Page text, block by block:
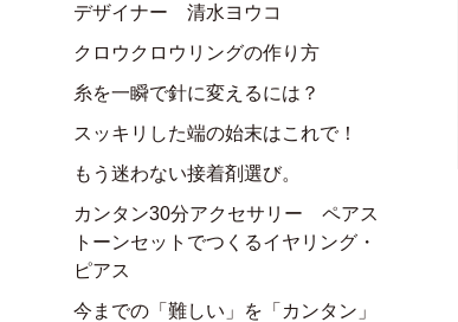
デザイナー 清水ヨウコ
クロウクロウリングの作り方
糸を一瞬で針に変えるには？
スッキリした端の始末はこれで！
もう迷わない接着剤選び。
カンタン30分アクセサリー ペアス
トーンセットでつくるイヤリング・
ピアス
今までの「難しい」を「カンタン」